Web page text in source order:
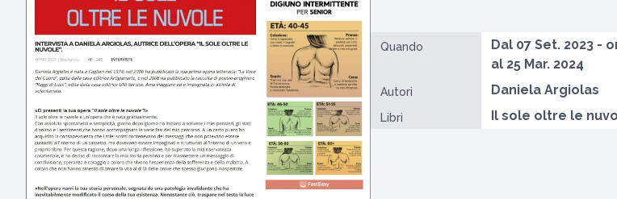
Quando
Dal 07 Set. 2023 -
al 25 Mar. 2024
Autori Daniela Argiolas
Libri Il sole oltre le